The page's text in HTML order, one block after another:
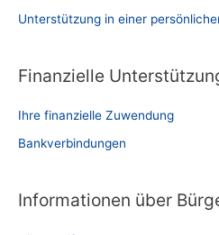
Unterstützung in einer
Finanzielle
Ihre finanzielle Zuwendung
Bankverbindungen
Informationen über